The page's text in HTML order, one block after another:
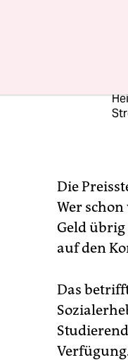
Die
Wer
Geld
auf den
Das